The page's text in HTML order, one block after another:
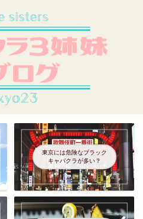
東京には危険なブラック
キャバクラが多い？